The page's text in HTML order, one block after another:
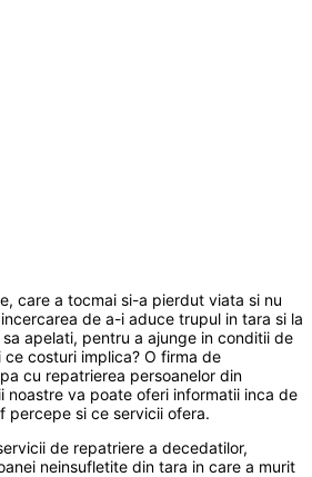
care a tocmai si-a pierdut viata si nu
de a-i aduce trupul in tara si la
apelati, pentru a ajunge in conditii de
costuri implica? O firma de
cu repatrierea persoanelor din
noastre va poate oferi informatii inca de
percepe si ce servicii ofera.
de repatriere a decedatilor,
neinsufletite din tara in care a murit